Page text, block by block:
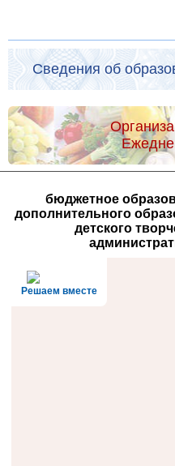
Сведения об
бюджетное
дополнительного
детского
Решаем вместе